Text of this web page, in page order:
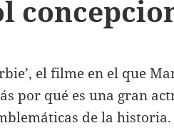
el filme en el que
por qué es una gran
de la historia.